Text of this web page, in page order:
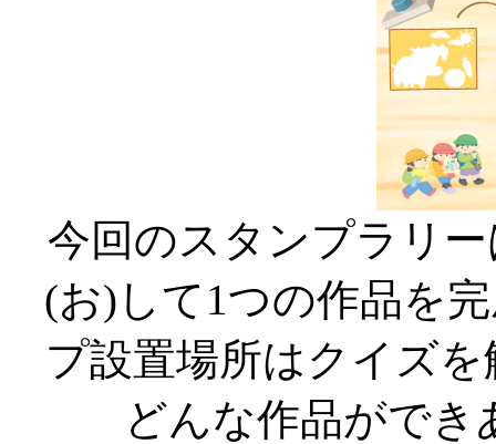
今回のスタンプラリ
(お)して1つの作品を
プ設置場所はクイズ
どんな作品がで